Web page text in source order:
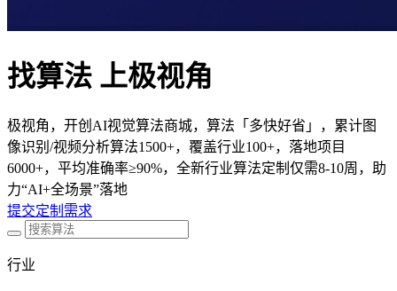
找算法 上极视角
极视角，开创AI视觉算法商城，算法「多快好省」，累计图
像识别/视频分析算法1500+，覆盖行业100+，落地项目
6000+，平均准确率≥90%，全新行业算法定制仅需8-10周，助
力“AI+全场景”落地
提交定制需求
行业